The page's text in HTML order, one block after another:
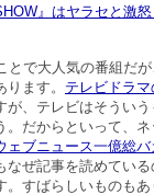
』はヤラセと激
とで大人気の番組だ
ます。 テレビドラ
、テレビはそうい
。だからといって、
ェブニュース一億総
ぜ記事を読めてい
。すばらしいものも